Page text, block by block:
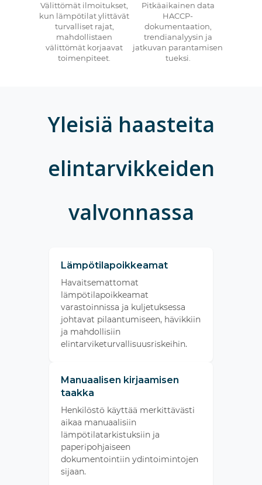
Välittömät ilmoitukset,
kun lämpötilat ylittävät
turvalliset rajat,
mahdollistaen
välittömät korjaavat
toimenpiteet.
Pitkäaikainen data
HACCP-
dokumentaation,
trendianalyysin ja
jatkuvan parantamisen
tueksi.
Yleisiä haasteita
elintarvikkeiden
valvonnassa
Lämpötilapoikkeamat
Havaitsemattomat
lämpötilapoikkeamat
varastoinnissa ja kuljetuksessa
johtavat pilaantumiseen, hävikkiin
ja mahdollisiin
elintarviketurvallisuusriskeihin.
Manuaalisen kirjaamisen
taakka
Henkilöstö käyttää merkittävästi
aikaa manuaalisiin
lämpötilatarkistuksiin ja
paperipohjaiseen
dokumentointiin ydintoimintojen
sijaan.